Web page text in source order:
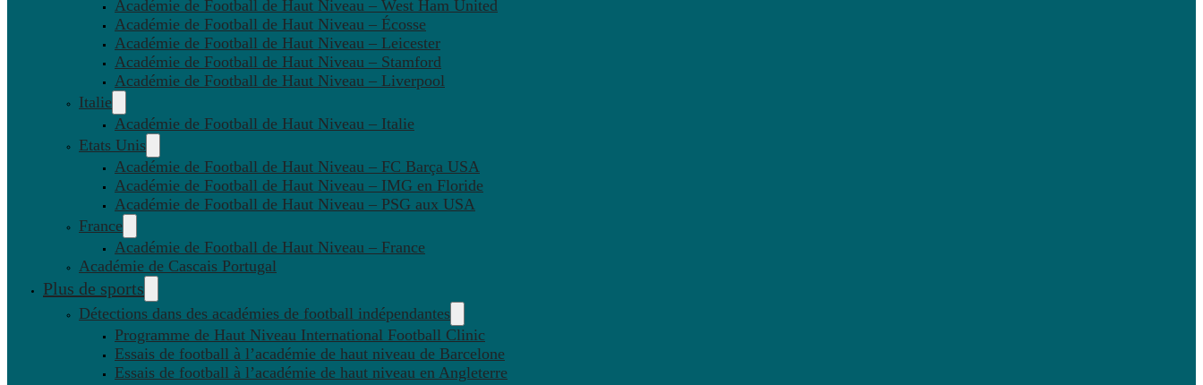
Académie de Football de Haut Niveau – West Ham United
Académie de Football de Haut Niveau – Écosse
Académie de Football de Haut Niveau – Leicester
Académie de Football de Haut Niveau – Stamford
Académie de Football de Haut Niveau – Liverpool
Italie
Académie de Football de Haut Niveau – Italie
Etats Unis
Académie de Football de Haut Niveau – FC Barça USA
Académie de Football de Haut Niveau – IMG en Floride
Académie de Football de Haut Niveau – PSG aux USA
France
Académie de Football de Haut Niveau – France
Académie de Cascais Portugal
Plus de sports
Détections dans des académies de football indépendantes
Programme de Haut Niveau International Football Clinic
Essais de football à l’académie de haut niveau de Barcelone
Essais de football à l’académie de haut niveau en Angleterre